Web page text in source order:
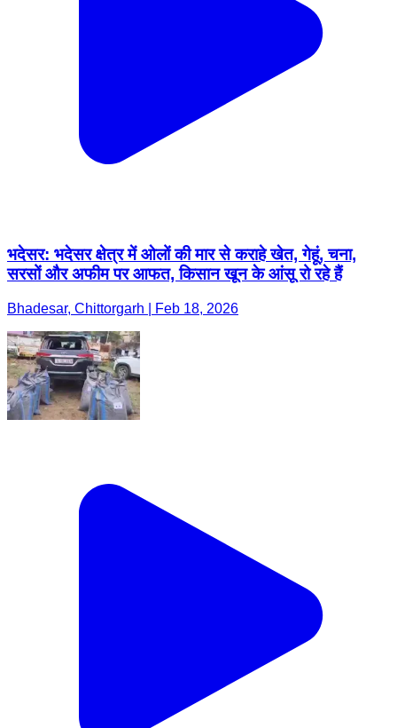
भदेसर: भदेसर क्षेत्र में ओलों की मार से कराहे खेत, गेहूं, चना,
सरसों और अफीम पर आफत, किसान खून के आंसू रो रहे हैं
Bhadesar, Chittorgarh | Feb 18, 2026